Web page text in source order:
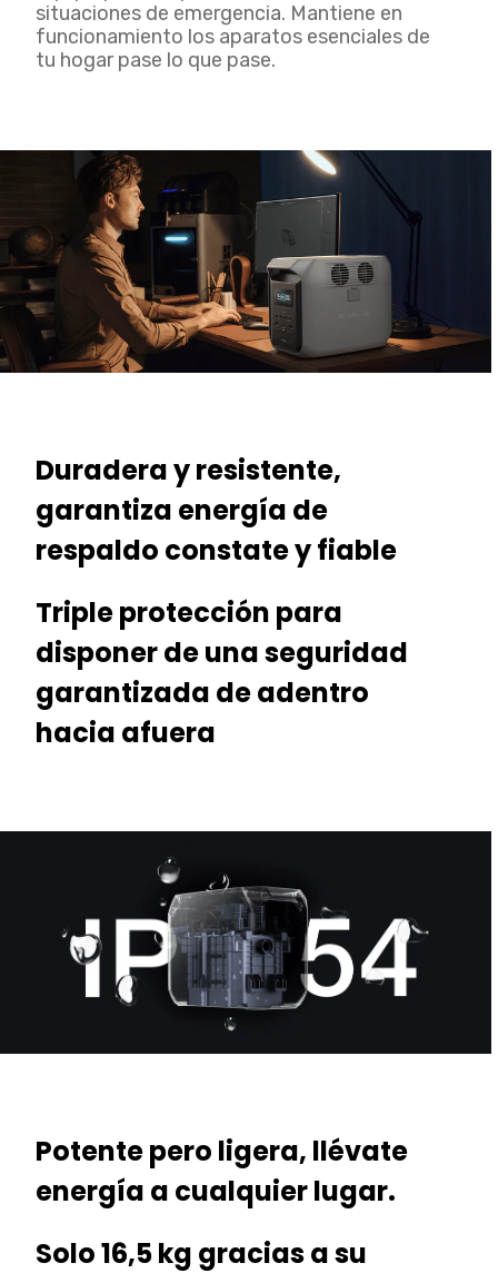
situaciones de emergencia. Mantiene en
funcionamiento los aparatos esenciales de
tu hogar pase lo que pase.
Duradera y resistente,
garantiza energía de
respaldo constate y fiable
Triple protección para
disponer de una seguridad
garantizada de adentro
hacia afuera
Potente pero ligera, llévate
energía a cualquier lugar.
Solo 16,5 kg gracias a su